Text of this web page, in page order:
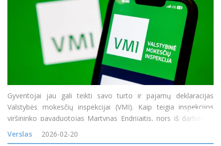
Gyventojai jau gali teikti savo turto ir pajamų deklaracijas
Valstybės mokesčių inspekcijai (VMI). Kaip teigia inspekcijos
viršininko pavaduotojas Martynas Endrijaitis, nors iš darbdavių
jau gauta beveik visa informacija, reikalinga tikslioms
deklaracijoms pateikti, gyventojai turėtų b
Verslas 2026-02-20